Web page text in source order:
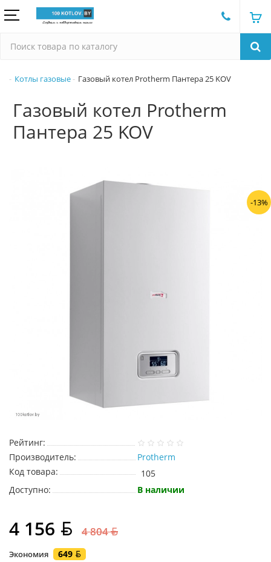
Котлы газовые Газовый котел Protherm Пантера 25 KOV
Газовый котел Protherm
Пантера 25 KOV
-13%
Рейтинг:
Производитель:
Protherm
Код товара:
105
Доступно:
В наличии
4 156 4 804
Экономия 649